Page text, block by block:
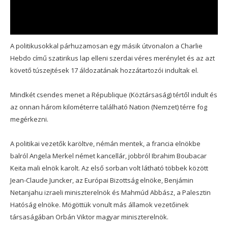
A politikusokkal párhuzamosan egy másik útvonalon a Charlie
Hebdo című szatirikus lap elleni szerdai véres merénylet és az azt
követő túszejtések 17 áldozatának hozzátartozói indultak el.
Mindkét csendes menet a République (Köztársaság) tértől indult és
az onnan három kilométerre található Nation (Nemzet) térre fog
megérkezni.
A politikai vezetők karöltve, némán mentek, a francia elnökbe
balról Angela Merkel német kancellár, jobbról Ibrahim Boubacar
Keita mali elnök karolt. Az első sorban volt látható többek között
Jean-Claude Juncker, az Európai Bizottság elnöke, Benjámin
Netanjahu izraeli miniszterelnök és Mahmúd Abbász, a Palesztin
Hatóság elnöke. Mögöttük vonult más államok vezetőinek
társaságában Orbán Viktor magyar miniszterelnök.